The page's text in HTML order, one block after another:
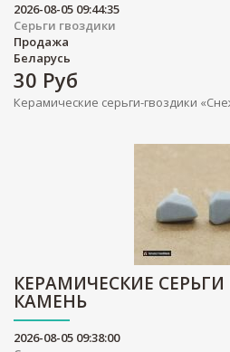
2026-08-05 09:44:35
Серьги гвоздики
Продажа
Беларусь
30 Руб
Керамические серьги-гвоздики
КЕРАМИЧЕСКИЕ
КАМЕНЬ
2026-08-05 09:38:00